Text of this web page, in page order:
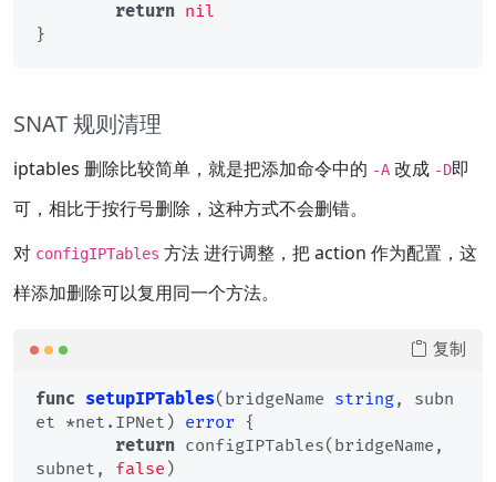
return nil
SNAT 规则清理
iptables 删除比较简单，就是把添加命令中的 -A 改成 -D即
可，相比于按行号删除，这种方式不会删错。
对 configIPTables 方法 进行调整，把 action 作为配置，这
样添加删除可以复用同一个方法。
func setupIPTables(bridgeName string, subn
et *net.IPNet) error {
return configIPTables(bridgeName,
subnet, false )
复制